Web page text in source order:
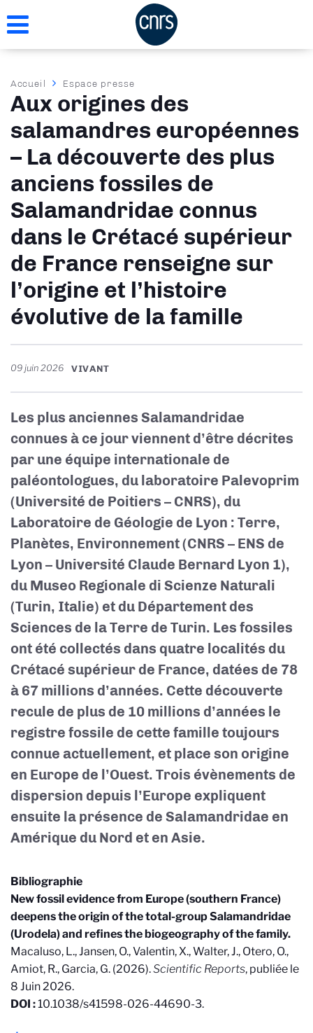
au
Fil
d'Ariane
Accueil Espace presse
Aux origines des
salamandres européennes
– La découverte des plus
anciens fossiles de
Salamandridae connus
dans le Crétacé supérieur
de France renseigne sur
l’origine et l’histoire
évolutive de la famille
09 juin 2026 VIVANT
Les plus anciennes Salamandridae
connues à ce jour viennent d’être décrites
par une équipe internationale de
paléontologues, du laboratoire Palevoprim
(Université de Poitiers – CNRS), du
Laboratoire de Géologie de Lyon : Terre,
Planètes, Environnement (CNRS – ENS de
Lyon – Université Claude Bernard Lyon 1),
du Museo Regionale di Scienze Naturali
(Turin, Italie) et du Département des
Sciences de la Terre de Turin. Les fossiles
ont été collectés dans quatre localités du
Crétacé supérieur de France, datées de 78
à 67 millions d’années. Cette découverte
recule de plus de 10 millions d’années le
registre fossile de cette famille toujours
connue actuellement, et place son origine
en Europe de l’Ouest. Trois évènements de
dispersion depuis l’Europe expliquent
ensuite la présence de Salamandridae en
Amérique du Nord et en Asie.
Bibliographie
New fossil evidence from Europe (southern France)
deepens the origin of the total-group Salamandridae
(Urodela) and refines the biogeography of the family.
Macaluso, L., Jansen, O., Valentin, X., Walter, J., Otero, O.,
Amiot, R., Garcia, G. (2026).Scientific Reports, publiée le
8 Juin 2026.
DOI :10.1038/s41598-026-44690-3.